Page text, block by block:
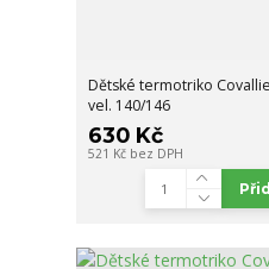
Dětské termotriko
vel. 140/146
630 Kč
521 Kč bez DPH